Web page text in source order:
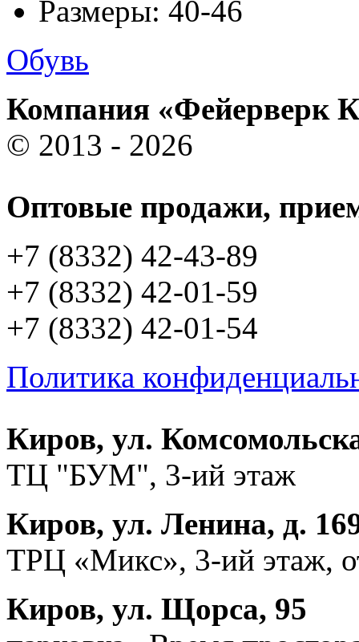
Размеры: 40-46
Обувь
Компания «Фейерверк
© 2013 - 2026
Оптовые продажи,
+7 (8332) 42-43-89
+7 (8332) 42-01-59
+7 (8332) 42-01-54
Политика
Киров, ул.
ТЦ "БУМ", 3-ий этаж
Киров, ул. Ленина, д.
ТРЦ «Микс», 3-ий этаж,
Киров, ул. Щорса, 95